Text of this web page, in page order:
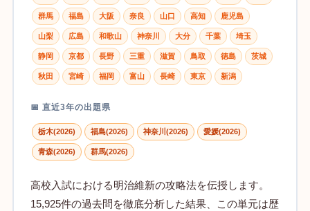
群馬 福島 大阪 奈良 山口 高知 鹿児島
山梨 広島 和歌山 神奈川 大分 千葉 埼玉
静岡 京都 長野 三重 滋賀 鳥取 徳島 茨城
秋田 宮崎 福岡 富山 長崎 東京 新潟
📅 直近3年の出題県
栃木(2026) 福島(2026) 神奈川(2026) 愛媛(2026)
青森(2026) 群馬(2026)
高校入試における明治維新の攻略法を伝授します。
15,925件の過去問を徹底分析した結果、この単元は歴